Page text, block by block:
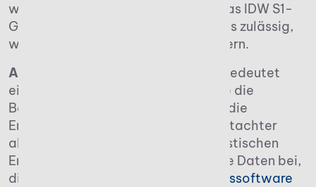
wie z. B. das Substanzwert- oder das IDW S1-
Gutachten sind je nach Fall ebenfalls zulässig,
wenn sie ein realistischeres Bild liefern.
Achtung:
Eine zu hohe Bewertung bedeutet
eine höhere Steuerlast. Daher sollte die
Bewertung eines Unternehmens für die
Erbschaftssteuer mit einem Fachgutachter
abgestimmt werden. Zu einem realistischen
Ergebnis tragen insbesondere valide Daten bei,
die über eine moderne
Buchhaltungssoftware